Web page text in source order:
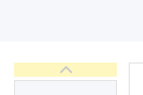
Мотокоси та тримери